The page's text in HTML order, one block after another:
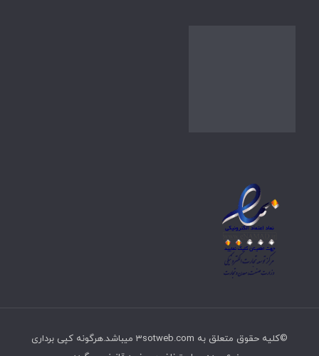
©کلیه حقوق متعلق به 3sotweb.com میباشد.هرگونه کپی برداری